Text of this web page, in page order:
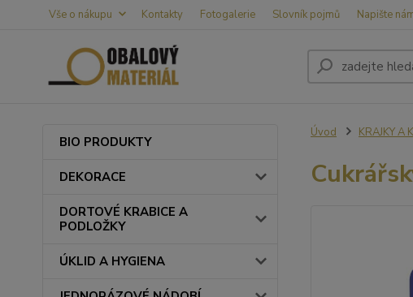
Vše o nákupu Kontakty Fotogalerie Slovník pojmů Napište
BIO PRODUKTY
DEKORACE
DORTOVÉ KRABICE A
PODLOŽKY
ÚKLID A HYGIENA
Úvod KRAJKY A